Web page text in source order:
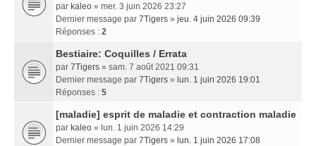
par kaleo » mer. 3 juin 2026 23:27
Dernier message par 7Tigers » jeu. 4 juin 2026 09:39
Réponses : 2
Bestiaire: Coquilles / Errata
par 7Tigers » sam. 7 août 2021 09:31
Dernier message par 7Tigers » lun. 1 juin 2026 19:01
Réponses : 5
[maladie] esprit de maladie et contraction maladie
par kaleo » lun. 1 juin 2026 14:29
Dernier message par 7Tigers » lun. 1 juin 2026 17:08